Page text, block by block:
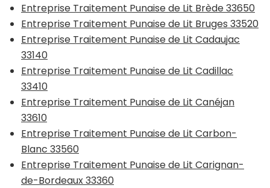
Entreprise Traitement Punaise de Lit Brède 33650
Entreprise Traitement Punaise de Lit Bruges 33520
Entreprise Traitement Punaise de Lit Cadaujac
33140
Entreprise Traitement Punaise de Lit Cadillac
33410
Entreprise Traitement Punaise de Lit Canéjan
33610
Entreprise Traitement Punaise de Lit Carbon-
Blanc 33560
Entreprise Traitement Punaise de Lit Carignan-
de-Bordeaux 33360